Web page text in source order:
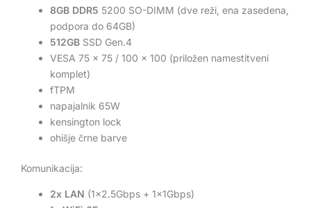
8GB DDR5 5200 SO-DIMM (dve reži, ena zasedena,
podpora do 64GB)
512GB SSD Gen.4
VESA 75 x 75 / 100 x 100 (priložen namestitveni
komplet)
fTPM
napajalnik 65W
kensington lock
ohišje črne barve
Komunikacija:
2x LAN (1×2.5Gbps + 1x1Gbps)